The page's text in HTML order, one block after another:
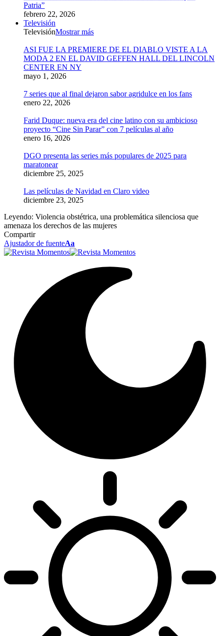
Patria”
febrero 22, 2026
Televisión
TelevisiónMostrar más
ASI FUE LA PREMIERE DE EL DIABLO VISTE A LA
MODA 2 EN EL DAVID GEFFEN HALL DEL LINCOLN
CENTER EN NY
mayo 1, 2026
7 series que al final dejaron sabor agridulce en los fans
enero 22, 2026
Farid Duque: nueva era del cine latino con su ambicioso
proyecto “Cine Sin Parar” con 7 películas al año
enero 16, 2026
DGO presenta las series más populares de 2025 para
maratonear
diciembre 25, 2025
Las películas de Navidad en Claro video
diciembre 23, 2025
Leyendo: Violencia obstétrica, una problemática silenciosa que
amenaza los derechos de las mujeres
Compartir
Ajustador de fuenteAa